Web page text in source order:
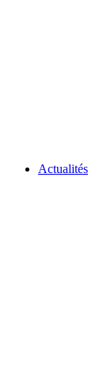
Actualités